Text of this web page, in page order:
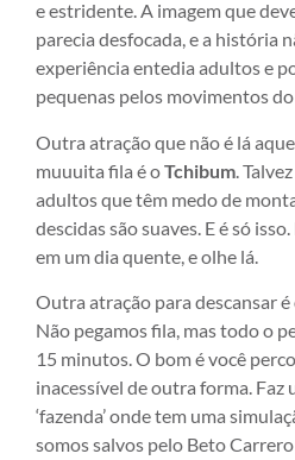
e estridente. A imagem que
parecia desfocada, e a história
experiência entedia adultos e
pequenas pelos movimentos
Outra atração que não é lá
muuuita fila é oTchibum .
adultos que têm medo de
descidas são suaves. E é só
em um dia quente, e olhe lá.
Outra atração para descansar
Não pegamos fila, mas todo o
15 minutos. O bom é você
inacessível de outra forma. Faz
‘fazenda’ onde tem uma
somos salvos pelo Beto